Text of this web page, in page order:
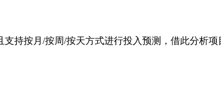
持按月/按周/按天方式进行投入预测，借此分析